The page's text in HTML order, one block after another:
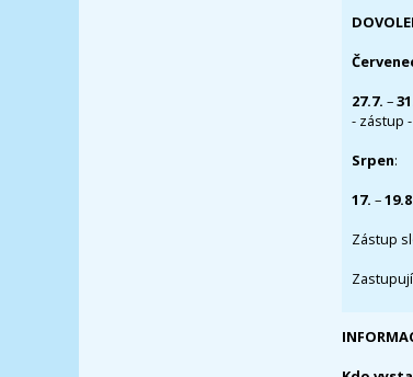
27.7. –
- zástup
Srpen:
17. –
Zástup